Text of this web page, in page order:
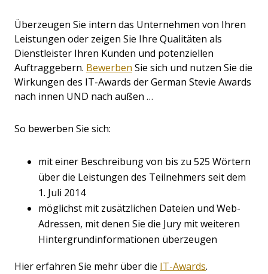
Überzeugen Sie intern das Unternehmen von Ihren
Leistungen oder zeigen Sie Ihre Qualitäten als
Dienstleister Ihren Kunden und potenziellen
Auftraggebern. Bewerben Sie sich und nutzen Sie die
Wirkungen des IT-Awards der German Stevie Awards
nach innen UND nach außen …
So bewerben Sie sich:
mit einer Beschreibung von bis zu 525 Wörtern
über die Leistungen des Teilnehmers seit dem
1. Juli 2014
möglichst mit zusätzlichen Dateien und Web-
Adressen, mit denen Sie die Jury mit weiteren
Hintergrundinformationen überzeugen
Hier erfahren Sie mehr über die IT-Awards.